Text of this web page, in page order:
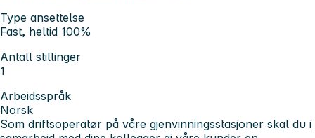
Type ansettelse
Fast, heltid 100%
Antall stillinger
1
Arbeidsspråk
Norsk
Som driftsoperatør på våre gjenvinningsstasjoner skal du i